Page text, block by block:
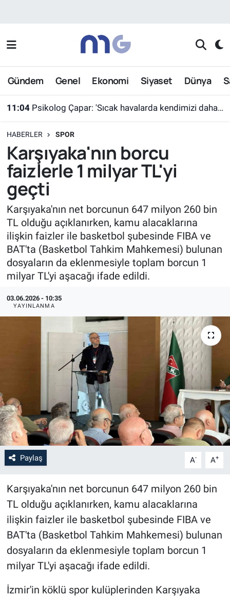
Gündem Genel Ekonomi Siyaset Dünya
11:04 Psikolog Çapar: 'Sıcak havalarda kendimizi daha gergin, sabırsız ve öfkeli hissedebiliriz'
HABERLER SPOR
Karşıyaka'nın borcu
faizlerle 1 milyar TL'yi
geçti
Karşıyaka'nın net borcunun 647 milyon 260 bin
TL olduğu açıklanırken, kamu alacaklarına
ilişkin faizler ile basketbol şubesinde FIBA ve
BAT'ta (Basketbol Tahkim Mahkemesi) bulunan
dosyaların da eklenmesiyle toplam borcun 1
milyar TL'yi aşacağı ifade edildi.
03.06.2026 - 10:35
YAYINLANMA
Paylaş A- A+
Karşıyaka'nın net borcunun 647 milyon 260 bin
TL olduğu açıklanırken, kamu alacaklarına
ilişkin faizler ile basketbol şubesinde FIBA ve
BAT'ta (Basketbol Tahkim Mahkemesi) bulunan
dosyaların da eklenmesiyle toplam borcun 1
milyar TL'yi aşacağı ifade edildi.
İzmir'in köklü spor kulüplerinden Karşıyaka
Nöbetçi Eczaneler
Hava Durumu
Süper Lig Puan Durumu ve Fikstür
Tüm Manşetler
Son Dakika Haberleri
Haber Arşivi